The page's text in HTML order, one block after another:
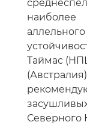
Таймас
Северного